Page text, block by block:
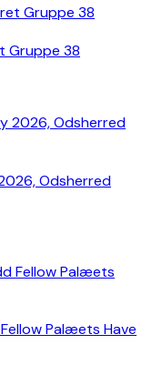
Gruppe 38
Odsherred
Palæets Have